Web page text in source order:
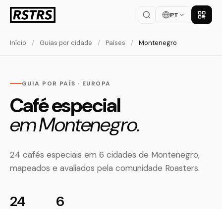
PT Baixar
Início / Guias por cidade / Países / Montenegro
GUIA POR PAÍS · EUROPA
Café especial
em Montenegro.
24 cafés especiais em 6 cidades de Montenegro,
mapeados e avaliados pela comunidade Roasters.
24 6